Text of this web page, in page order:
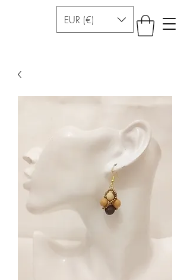
EUR (€)